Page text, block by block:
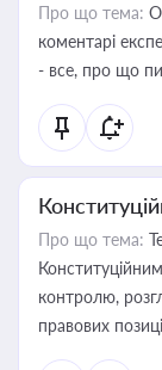
Про що тема:
коментарі
- все, про що
Про що тема:
контролю,
правових